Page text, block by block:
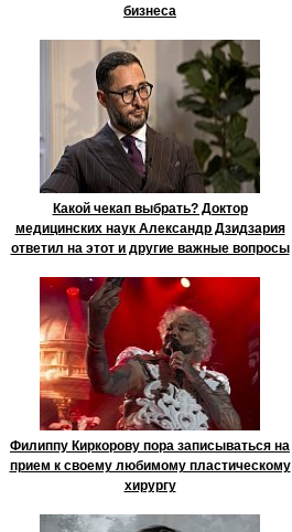
бизнеса
Какой чекап выбрать? Доктор
медицинских наук Александр Дзидзария
ответил на этот и другие важные вопросы
Филиппу Киркорову пора записываться на
прием к своему любимому пластическому
хирургу